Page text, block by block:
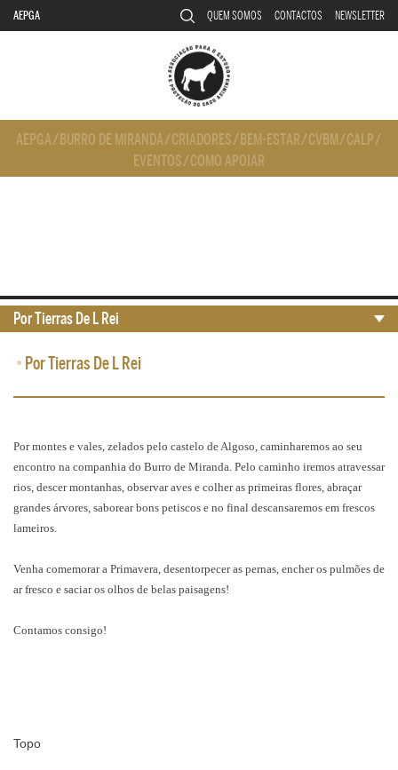
AEPGA QUEM SOMOS CONTACTOS NEWSLETTER
AEPGA/ BURRO DE MIRANDA/CRIADORES/ BEM-ESTAR/CVBM/CALP/
EVENTOS/COMO APOIAR
• Por Tierras De L Rei
Por montes e vales, zelados pelo castelo de Algoso, caminharemos ao seu
encontro na companhia do Burro de Miranda. Pelo caminho iremos atravessar
rios, descer montanhas, observar aves e colher as primeiras flores, abraçar
grandes árvores, saborear bons petiscos e no final descansaremos em frescos
lameiros.
Venha comemorar a Primavera, desentorpecer as pernas, encher os pulmões de
ar fresco e saciar os olhos de belas paisagens!
Contamos consigo!
Topo
Por Tierras De L Rei